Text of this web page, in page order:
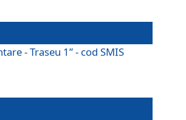
- Traseu 1” - cod SMIS